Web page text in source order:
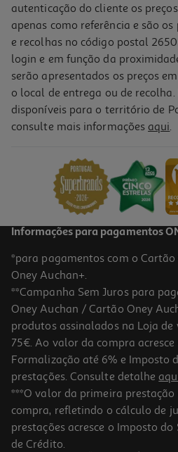
Bolacha Du Bois De La Roche
Cream Cracker Vieira Sesamo
8.01 €/Kg
1,49 €
autenticação do cliente os
apenas como referência e são
e recolhas no código postal
login e em função da
serão apresentados os preços
o local de entrega ou de
disponíveis para o território de
consulte mais informações aqui.
Informações para pagamentos
*para pagamentos com o
Oney Auchan+.
**Campanha Sem Juros para
Oney Auchan / Cartão Oney
produtos assinalados na Loja
75€. Ao valor da compra acresce
Formalização até 6% e Imposto
prestações. Consulte detalhe
***O valor da primeira prestação
compra, refletindo o cálculo de
prestações acresce o Imposto
de Crédito.